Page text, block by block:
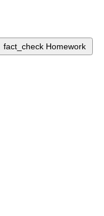
fact_check Homework